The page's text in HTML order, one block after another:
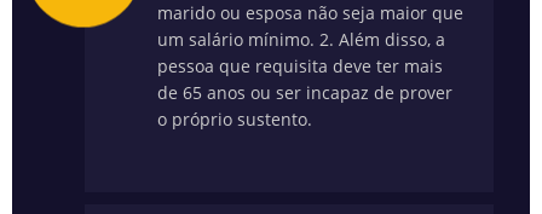
marido ou esposa não seja maior que
um salário mínimo. 2. Além disso, a
pessoa que requisita deve ter mais
de 65 anos ou ser incapaz de prover
o próprio sustento.